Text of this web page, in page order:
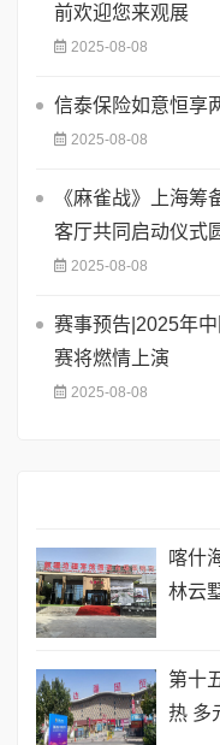
前欢迎您来观展
2025-08-08
信泰保险如意恒享
2025-08-08
《麻雀战》上海
客厅共同启动仪式
2025-08-08
赛事预告|2025年
赛将燃情上演
2025-08-08
喀什
林云
第十
热 多